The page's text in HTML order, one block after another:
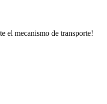
el mecanismo de transporte!